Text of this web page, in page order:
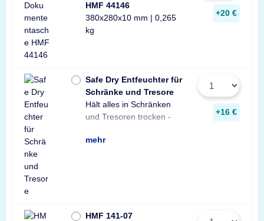
HMF 44146
380x280x10 mm | 0,265
kg
+20 €
Safe Dry Entfeuchter für
Schränke und Tresore
Hält alles in Schränken
und Tresoren trocken -
Praktischer Entfeuchter
aus Naturgranulat für
Tresore und Schränke
gegen Rost, Schimmel
mehr
+16 €
HMF 141-07